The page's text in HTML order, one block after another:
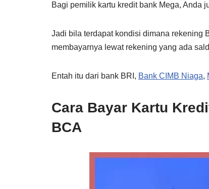
Bagi pemilik kartu kredit bank Mega, Anda
Jadi bila terdapat kondisi dimana rekening
membayarnya lewat rekening yang ada
Entah itu dari bank BRI, Bank CIMB Niaga,
Cara Bayar Kartu
BCA